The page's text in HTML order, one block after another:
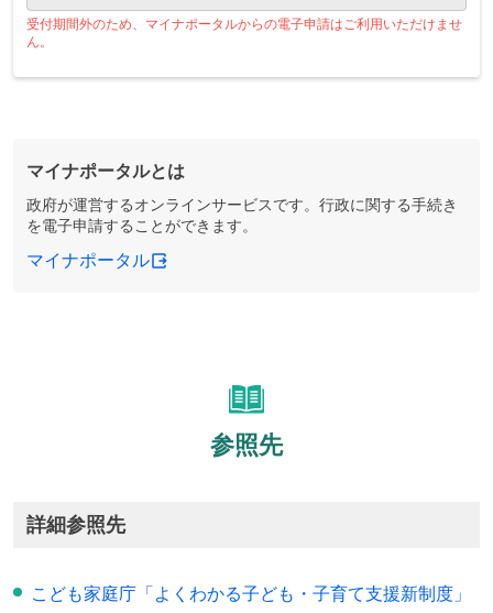
受付期間外のため、マイナポータルからの電子申請はご利用いただけませ
ん。
マイナポータルとは
政府が運営するオンラインサービスです。行政に関する手続き
を電子申請することができます。
マイナポータル
参照先
詳細参照先
こども家庭庁「よくわかる子ども・子育て支援新制度」